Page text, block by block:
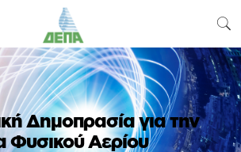
Δημοπρασία για την
Φυσικού Αερίου